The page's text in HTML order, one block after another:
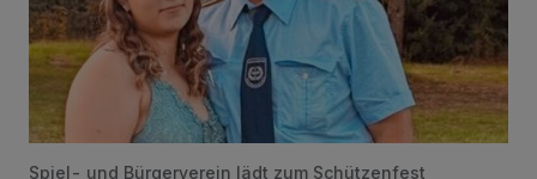
Spiel- und Bürgerverein lädt zum Schützenfest